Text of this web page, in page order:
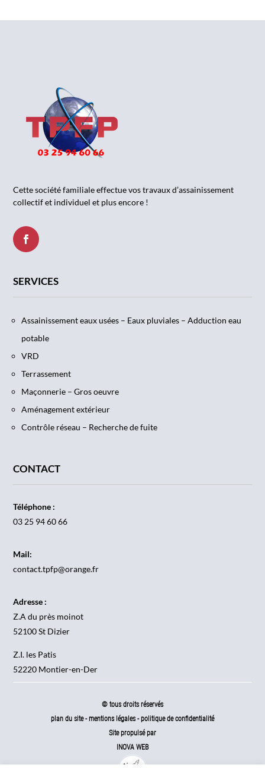
Cette société familiale effectue vos travaux d’assainissement
collectif et individuel et plus encore !
SERVICES
Assainissement eaux usées – Eaux pluviales – Adduction eau
potable
VRD
Terrassement
Maçonnerie – Gros oeuvre
Aménagement extérieur
Contrôle réseau – Recherche de fuite
CONTACT
Téléphone :
03 25 94 60 66
Mail:
contact.tpfp@orange.fr
Adresse :
Z.A du près moinot
52100 St Dizier
Z.I. les Patis
52220 Montier-en-Der
© tous droits réservés
plan du site-mentions légales -politique de confidentialité
Site propulsé par
INOVA WEB